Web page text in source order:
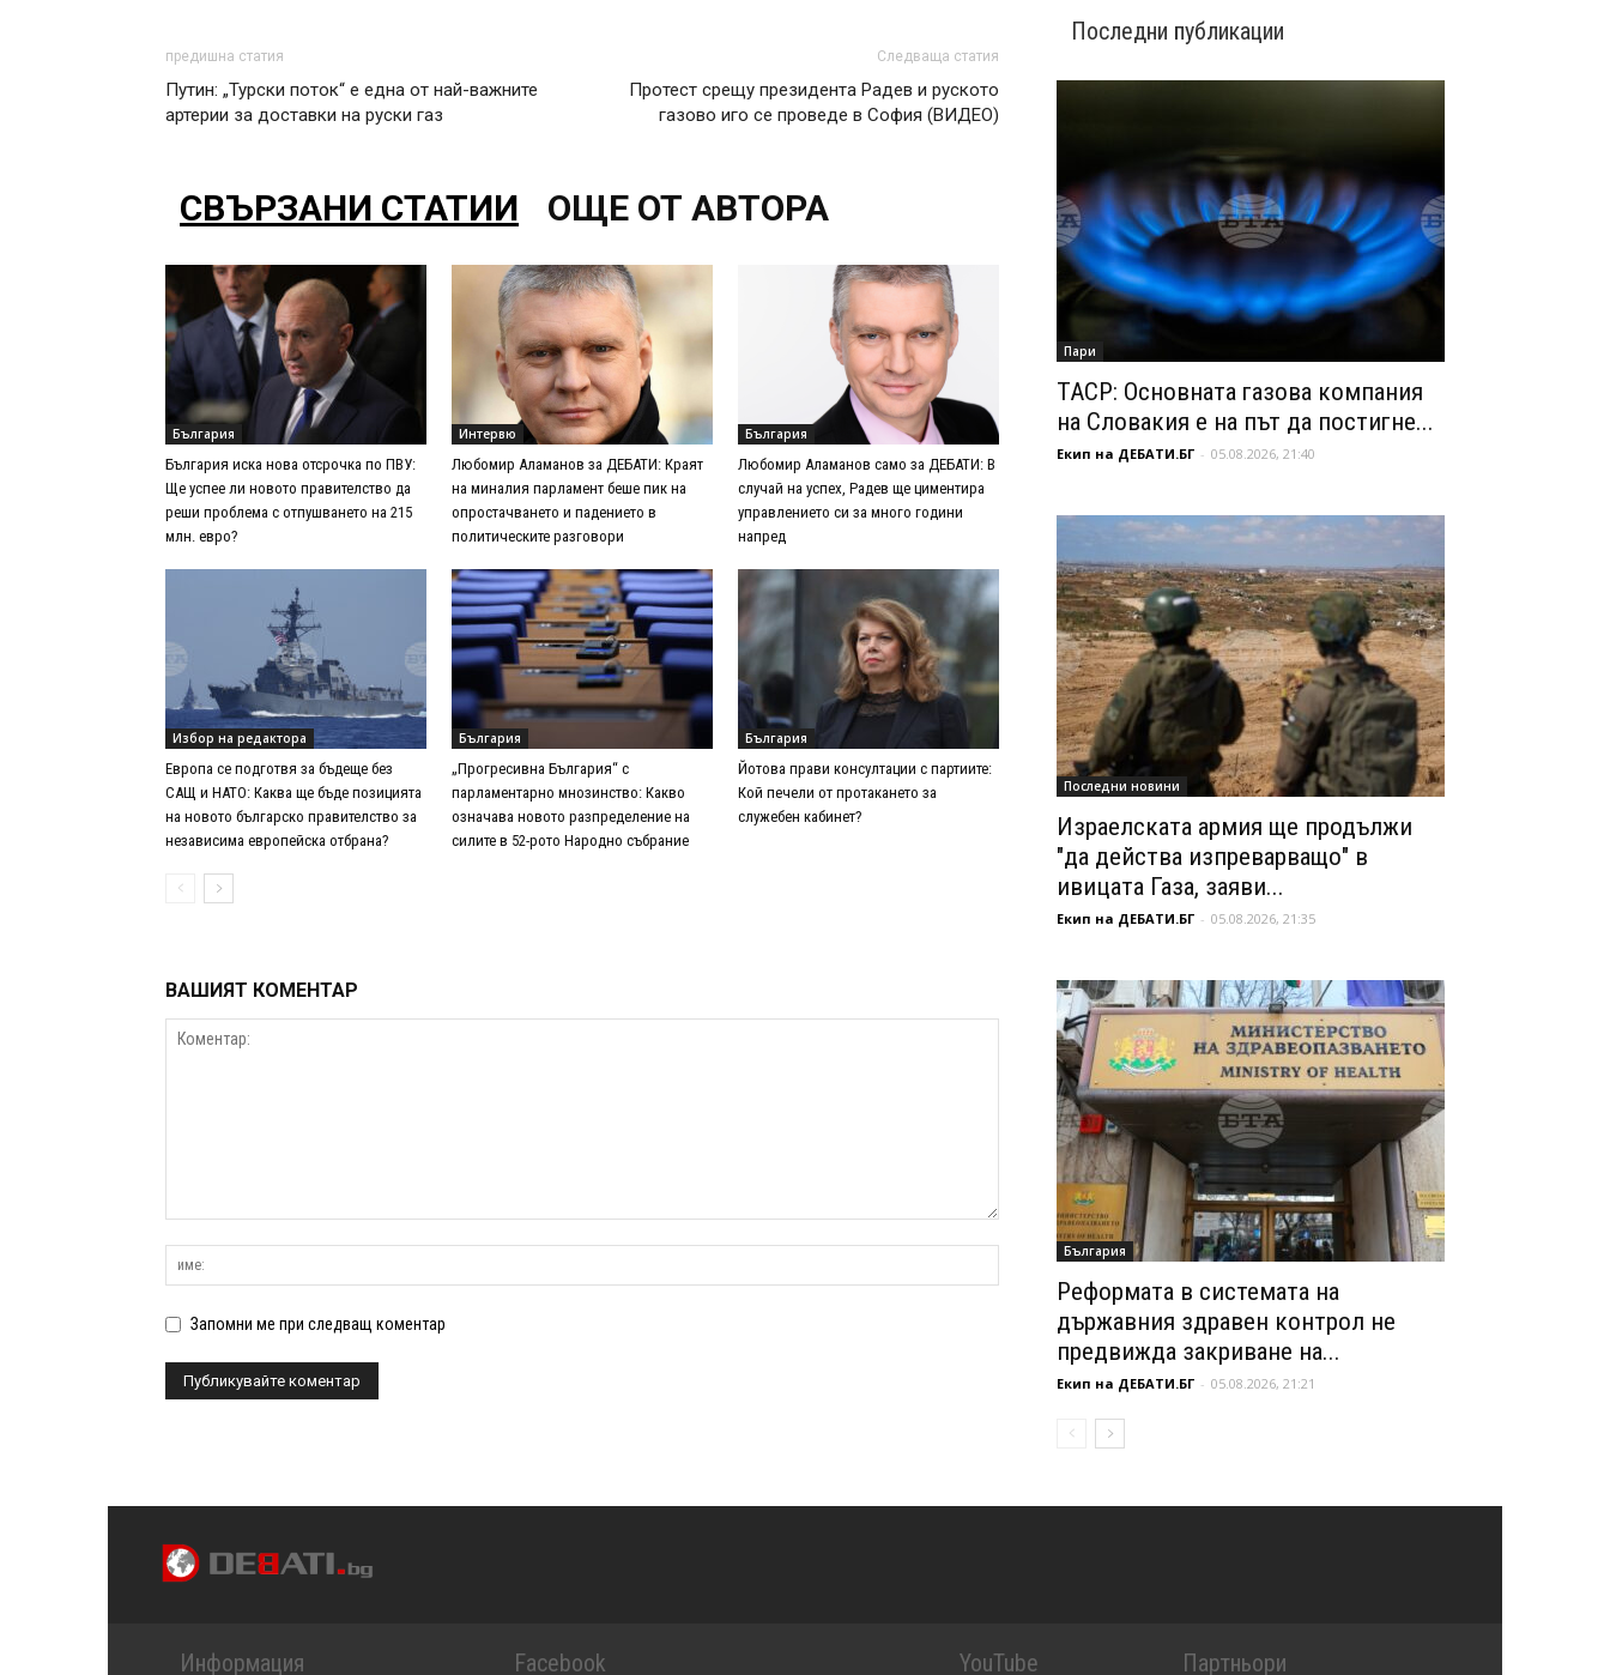
предишна статия
Путин: „Турски поток“ е една от най-важните
артерии за доставки на руски газ
Следваща статия
Протест срещу президента Радев и руското
газово иго се проведе в София (ВИДЕО)
СВЪРЗАНИ СТАТИИ ОЩЕ ОТ АВТОРА
България
България иска нова отсрочка по ПВУ:
Ще успее ли новото правителство да
реши проблема с отпушването на 215
млн. евро?
Интервю
Любомир Аламанов за ДЕБАТИ: Краят
на миналия парламент беше пик на
опростачването и падението в
политическите разговори
България
Любомир Аламанов само за ДЕБАТИ: В
случай на успех, Радев ще циментира
управлението си за много години
напред
Избор на редактора
Европа се подготвя за бъдеще без
САЩ и НАТО: Каква ще бъде позицията
на новото българско правителство за
независима европейска отбрана?
България
„Прогресивна България“ с
парламентарно мнозинство: Какво
означава новото разпределение на
силите в 52-рото Народно събрание
България
Йотова прави консултации с партиите:
Кой печели от протакането за
служебен кабинет?
ВАШИЯТ КОМЕНТАР
Запомни ме при следващ коментар
Последни публикации
Пари
ТАСР: Основната газова компания
на Словакия е на път да постигне...
Екип на ДЕБАТИ.БГ - 05.08.2026, 21:40
Последни новини
Израелската армия ще продължи
"да действа изпреварващо" в
ивицата Газа, заяви...
Екип на ДЕБАТИ.БГ - 05.08.2026, 21:35
България
Реформата в системата на
държавния здравен контрол не
предвижда закриване на...
Екип на ДЕБАТИ.БГ - 05.08.2026, 21:21
Информация Facebook YouTube Партньори